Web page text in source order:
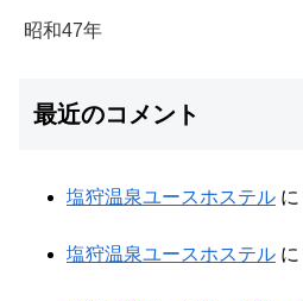
昭和47年
最近のコメント
塩狩温泉ユースホステル に
塩狩温泉ユースホステル に